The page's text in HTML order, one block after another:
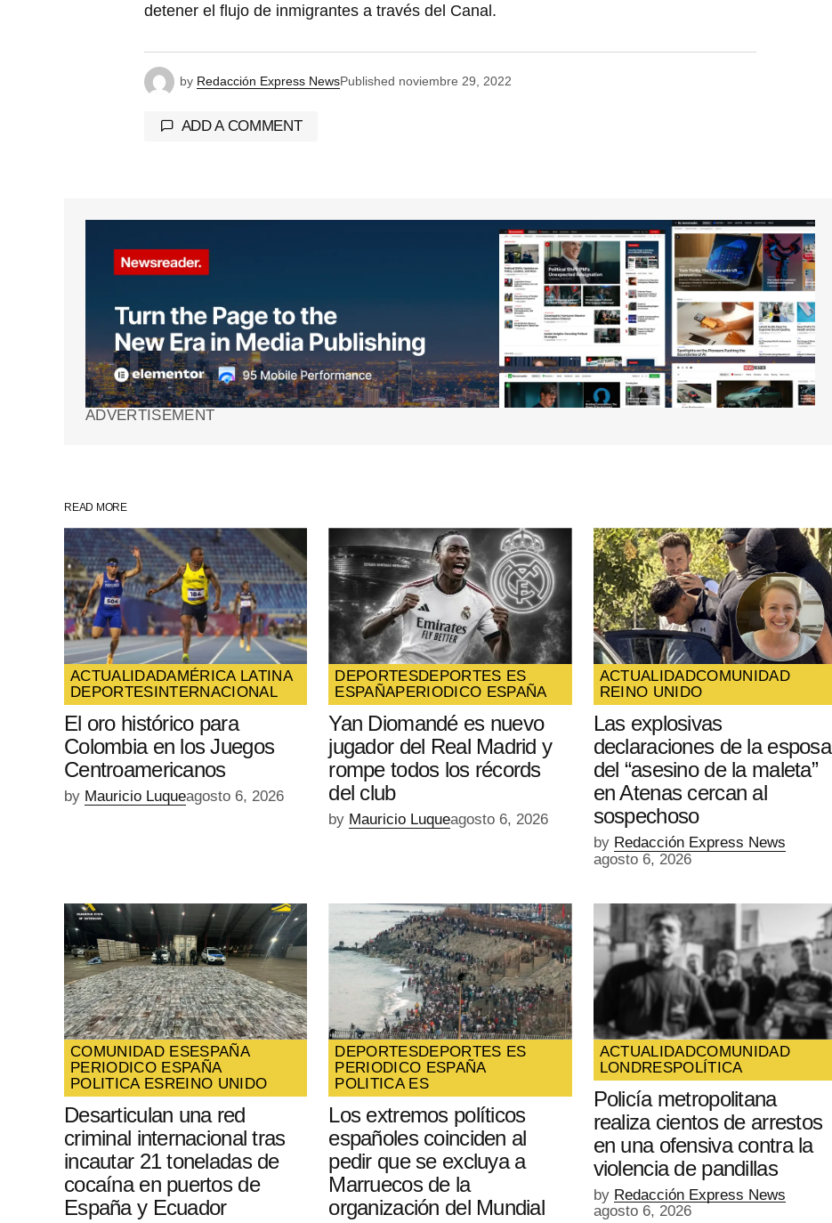
detener el flujo de inmigrantes a través del Canal.
by Redacción Express NewsPublished noviembre 29, 2022
ADD A COMMENT
Comment
Your Name* Your E-mail*
ADVERTISEMENT
READ MORE
ACTUALIDADAMÉRICA LATINA
DEPORTES INTERNACIONAL
El oro histórico para
Colombia en los Juegos
Centroamericanos
by Mauricio Luqueagosto 6, 2026
DEPORTESDEPORTES ES
ESPAÑAPERIODICO ESPAÑA
Yan Diomandé es nuevo
jugador del Real Madrid y
rompe todos los récords
del club
by Mauricio Luqueagosto 6, 2026
ACTUALIDADCOMUNIDAD
REINO UNIDO
Las explosivas
declaraciones de la esposa
del “asesino de la maleta”
en Atenas cercan al
sospechoso
by Redacción Express News
agosto 6, 2026
COMUNIDAD ESESPAÑA
PERIODICO ESPAÑA
POLITICA ESREINO UNIDO
Desarticulan una red
criminal internacional tras
incautar 21 toneladas de
cocaína en puertos de
España y Ecuador
DEPORTESDEPORTES ES
PERIODICO ESPAÑA
POLITICA ES
Los extremos políticos
españoles coinciden al
pedir que se excluya a
Marruecos de la
organización del Mundial
ACTUALIDADCOMUNIDAD
LONDRESPOLÍTICA
Policía metropolitana
realiza cientos de arrestos
en una ofensiva contra la
violencia de pandillas
by Redacción Express News
agosto 6, 2026